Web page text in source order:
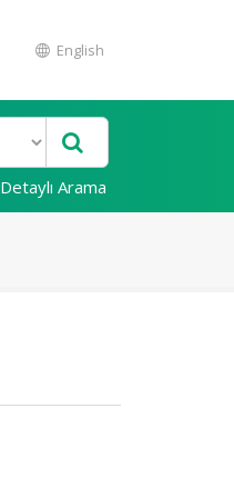
English
Detaylı Arama